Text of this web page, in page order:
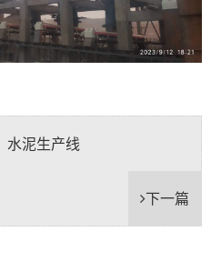
水泥生产线
下一篇